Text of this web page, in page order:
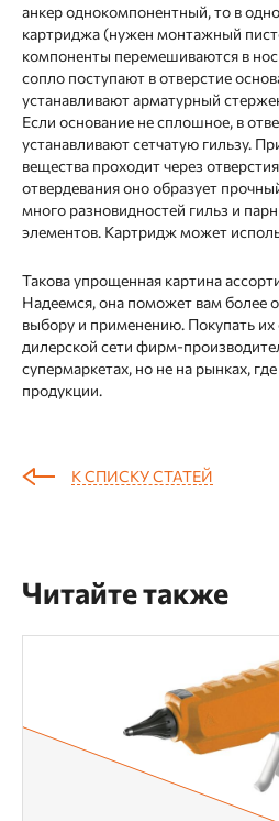
анкер однокомпонентный, то в
картриджа (нужен монтажный
компоненты перемешиваются в
сопло поступают в отверстие
устанавливают арматурный
Если основание не сплошное, в
устанавливают сетчатую гильзу.
вещества проходит через
отвердевания оно образует
много разновидностей гильз и
элементов. Картридж может
Такова упрощенная картина
Надеемся, она поможет вам более
выбору и применению. Покупать их
дилерской сети фирм-
супермаркетах, но не на рынках,
продукции.
К СПИСКУ СТАТЕЙ
Читайте также